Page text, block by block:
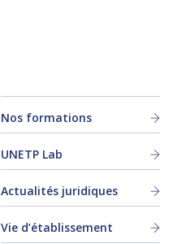
Nos formations
UNETP Lab
Actualités juridiques
Vie d’établissement